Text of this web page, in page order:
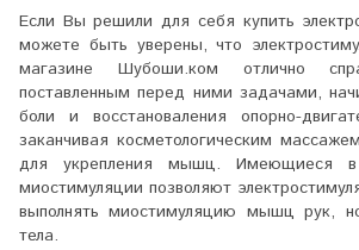
Если Вы решили для себя купить
можете быть уверены, что
магазине Шубоши.ком отлично
поставленным перед ними задачами,
боли и восстановаления опорно-
заканчивая косметологическим
для укрепления мышц. Имеющиеся
миостимуляции позволяют
выполнять миостимуляцию мышц рук,
тела.